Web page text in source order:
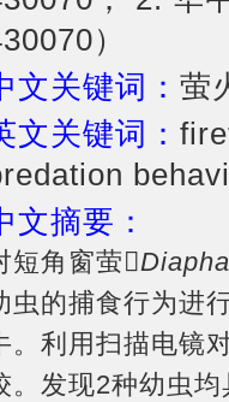
）
文关键词： 萤
文关键词：
文摘要：
短角窗萤
虫的捕食行为进
。利用扫描电镜
。发现2种幼虫